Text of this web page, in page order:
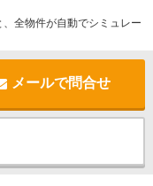
全物件が自動でシミュレー
メールで問合せ